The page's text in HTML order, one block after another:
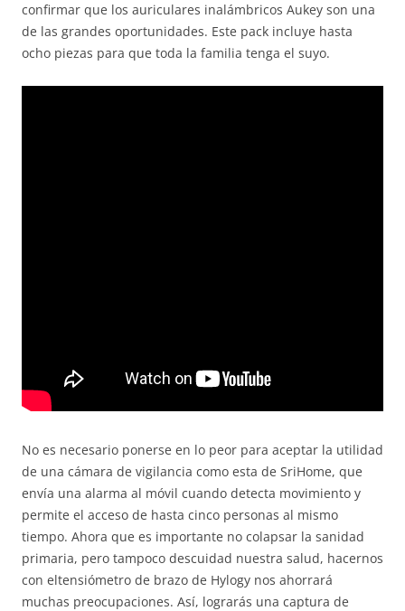
confirmar que los auriculares inalámbricos Aukey son una
de las grandes oportunidades. Este pack incluye hasta
ocho piezas para que toda la familia tenga el suyo.
No es necesario ponerse en lo peor para aceptar la utilidad
de una cámara de vigilancia como esta de SriHome, que
envía una alarma al móvil cuando detecta movimiento y
permite el acceso de hasta cinco personas al mismo
tiempo. Ahora que es importante no colapsar la sanidad
primaria, pero tampoco descuidad nuestra salud, hacernos
con eltensiómetro de brazo de Hylogy nos ahorrará
muchas preocupaciones. Así, lograrás una captura de